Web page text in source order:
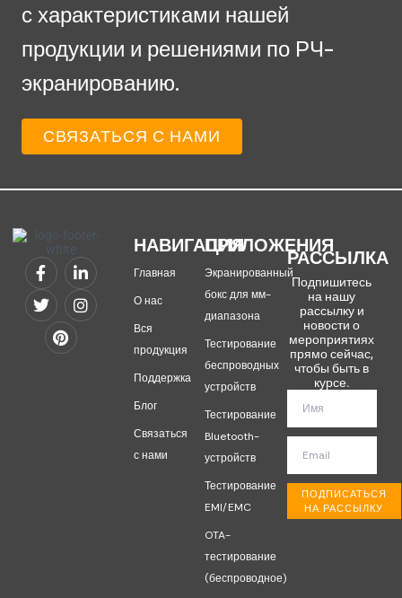
с характеристиками нашей
продукции и решениями по РЧ-
экранированию.
СВЯЗАТЬСЯ С НАМИ
НАВИГАЦИЯ
Главная
О нас
Вся
продукция
Поддержка
Блог
Связаться
с нами
ПРИЛОЖЕНИЯ
Экранированный
бокс для мм-
диапазона
Тестирование
беспроводных
устройств
Тестирование
Bluetooth-
устройств
Тестирование
EMI/EMC
OTA-
тестирование
(беспроводное)
РАССЫЛКА
Подпишитесь
на нашу
рассылку и
новости о
мероприятиях
прямо сейчас,
чтобы быть в
курсе.
ПОДПИСАТЬСЯ
НА РАССЫЛКУ